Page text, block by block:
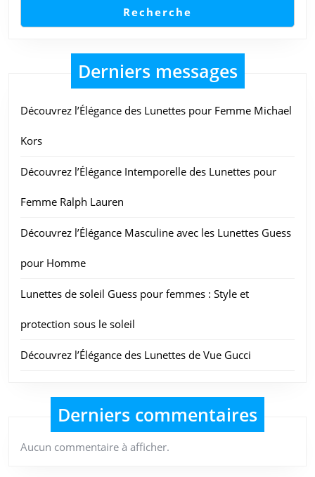
Recherche
Derniers messages
Découvrez l’Élégance des Lunettes pour Femme Michael
Kors
Découvrez l’Élégance Intemporelle des Lunettes pour
Femme Ralph Lauren
Découvrez l’Élégance Masculine avec les Lunettes Guess
pour Homme
Lunettes de soleil Guess pour femmes : Style et
protection sous le soleil
Découvrez l’Élégance des Lunettes de Vue Gucci
Derniers commentaires
Aucun commentaire à afficher.